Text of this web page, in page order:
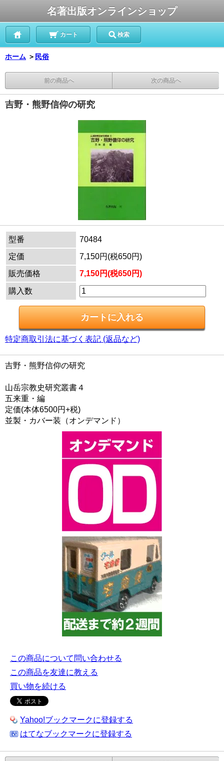
名著出版オンラインショップ
カート 検索
ホーム ＞ 民俗
前の商品へ 次の商品へ
吉野・熊野信仰の研究
型番
70484
定価
7,150円(税650円)
販売価格
7,150円(税650円)
購入数
特定商取引法に基づく表記 (返品など)
吉野・熊野信仰の研究
山岳宗教史研究叢書４
五来重・編
定価(本体6500円+税)
並製・カバー装（オンデマンド）
この商品について問い合わせる
この商品を友達に教える
買い物を続ける
Yahoo!ブックマークに登録する
はてなブックマークに登録する